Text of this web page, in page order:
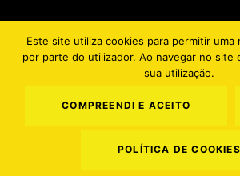
Este site utiliza cookies para permitir uma
por parte do utilizador. Ao navegar no site
sua utilização.
COMPREENDI E ACEITO
POLÍTICA DE COOKIES